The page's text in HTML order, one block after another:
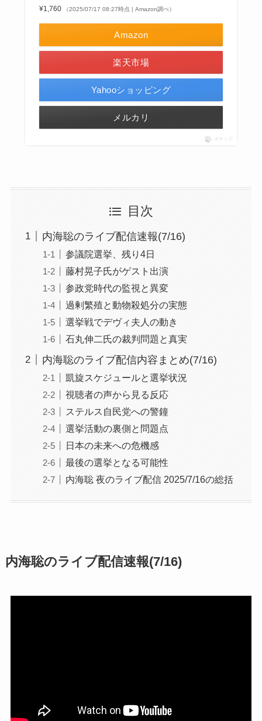
¥1,760
（2025/07/17 08:27時点 | Amazon調べ）
Amazon
楽天市場
Yahooショッピング
メルカリ
ポチップ
目次
内海聡のライブ配信速報(7/16)
参議院選挙、残り4日
藤村晃子氏がゲスト出演
参政党時代の監視と異変
過剰繁殖と動物殺処分の実態
選挙戦でデヴィ夫人の動き
石丸伸二氏の裁判問題と真実
内海聡のライブ配信内容まとめ(7/16)
凱旋スケジュールと選挙状況
視聴者の声から見る反応
ステルス自民党への警鐘
選挙活動の裏側と問題点
日本の未来への危機感
最後の選挙となる可能性
内海聡 夜のライブ配信 2025/7/16の総括
内海聡のライブ配信速報(7/16)